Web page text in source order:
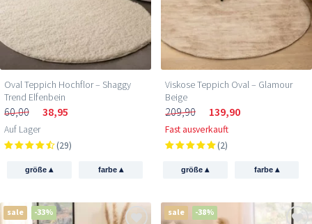
Oval Teppich Hochflor – Shaggy
Trend Elfenbein
60,00 38,95
Auf Lager
(29)
größe▴ farbe ▴
Viskose Teppich Oval – Glamour
Beige
209,90 139,90
Fast ausverkauft
(2)
größe▴ farbe ▴
sale -33% sale -38%